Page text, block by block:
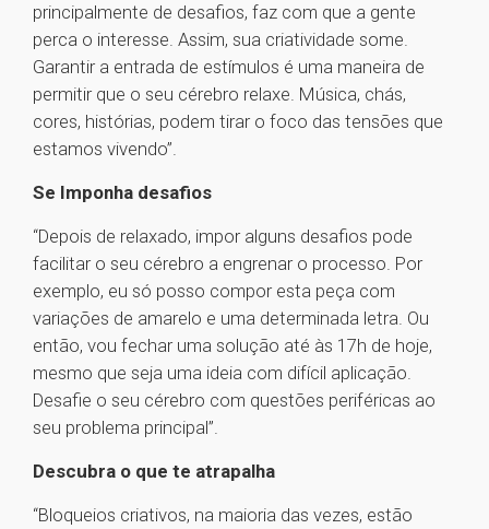
principalmente de desafios, faz com que a gente
perca o interesse. Assim, sua criatividade some.
Garantir a entrada de estímulos é uma maneira de
permitir que o seu cérebro relaxe. Música, chás,
cores, histórias, podem tirar o foco das tensões que
estamos vivendo”.
Se Imponha desafios
“Depois de relaxado, impor alguns desafios pode
facilitar o seu cérebro a engrenar o processo. Por
exemplo, eu só posso compor esta peça com
variações de amarelo e uma determinada letra. Ou
então, vou fechar uma solução até às 17h de hoje,
mesmo que seja uma ideia com difícil aplicação.
Desafie o seu cérebro com questões periféricas ao
seu problema principal”.
Descubra o que te atrapalha
“Bloqueios criativos, na maioria das vezes, estão